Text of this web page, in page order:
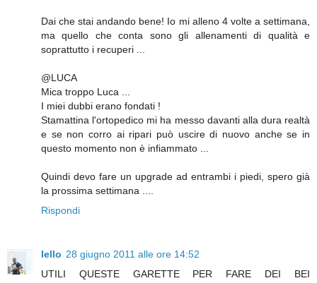
Dai che stai andando bene! Io mi alleno 4 volte a settimana,
ma quello che conta sono gli allenamenti di qualità e
soprattutto i recuperi ...
@LUCA
Mica troppo Luca ...
I miei dubbi erano fondati !
Stamattina l'ortopedico mi ha messo davanti alla dura realtà
e se non corro ai ripari può uscire di nuovo anche se in
questo momento non è infiammato ...
Quindi devo fare un upgrade ad entrambi i piedi, spero già
la prossima settimana ....
Rispondi
lello 28 giugno 2011 alle ore 14:52
UTILI QUESTE GARETTE PER FARE DEI BEI